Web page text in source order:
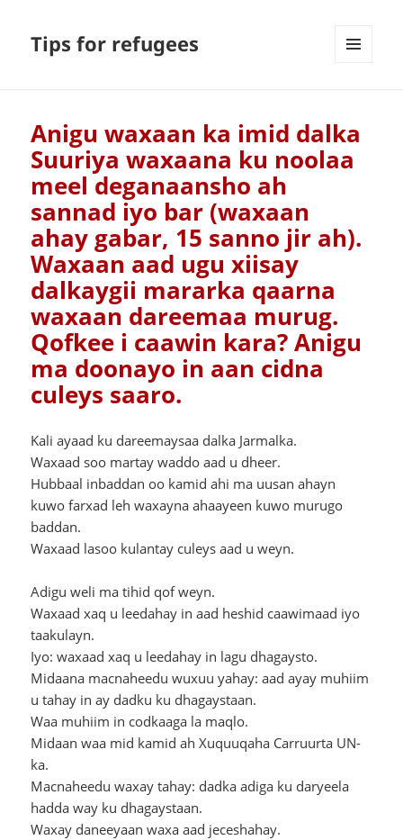
Tips for refugees
Anigu waxaan ka imid dalka
Suuriya waxaana ku noolaa
meel deganaansho ah
sannad iyo bar (waxaan
ahay gabar, 15 sanno jir ah).
Waxaan aad ugu xiisay
dalkaygii mararka qaarna
waxaan dareemaa murug.
Qofkee i caawin kara? Anigu
ma doonayo in aan cidna
culeys saaro.
Kali ayaad ku dareemaysaa dalka Jarmalka.
Waxaad soo martay waddo aad u dheer.
Hubbaal inbaddan oo kamid ahi ma uusan ahayn
kuwo farxad leh waxayna ahaayeen kuwo murugo
baddan.
Waxaad lasoo kulantay culeys aad u weyn.
Adigu weli ma tihid qof weyn.
Waxaad xaq u leedahay in aad heshid caawimaad iyo
taakulayn.
Iyo: waxaad xaq u leedahay in lagu dhagaysto.
Midaana macnaheedu wuxuu yahay: aad ayay muhiim
u tahay in ay dadku ku dhagaystaan.
Waa muhiim in codkaaga la maqlo.
Midaan waa mid kamid ah Xuquuqaha Carruurta UN-
ka.
Macnaheedu waxay tahay: dadka adiga ku daryeela
hadda way ku dhagaystaan.
Waxay daneeyaan waxa aad jeceshahay.